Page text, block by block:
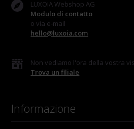
LUXOIA Webshop AG
Modulo di contatto
o via e-mail
hello@luxoia.com
Non vediamo l'ora della vostra
Trova un filiale
Informazione